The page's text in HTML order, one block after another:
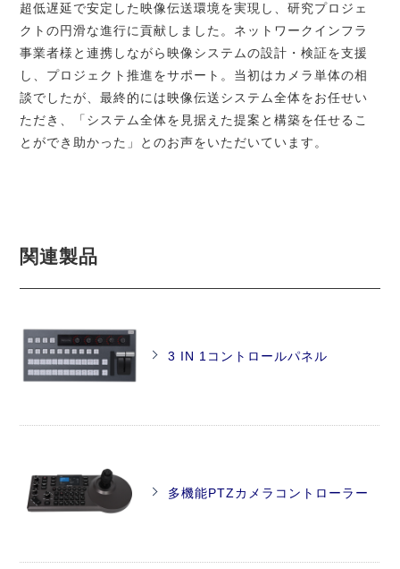
超低遅延で安定した映像伝送環境を実現し、研究プロジェ
クトの円滑な進行に貢献しました。ネットワークインフラ
事業者様と連携しながら映像システムの設計・検証を支援
し、プロジェクト推進をサポート。当初はカメラ単体の相
談でしたが、最終的には映像伝送システム全体をお任せい
ただき、「システム全体を見据えた提案と構築を任せるこ
とができ助かった」とのお声をいただいています。
関連製品
3 IN 1コントロールパネル
多機能PTZカメラコントローラー